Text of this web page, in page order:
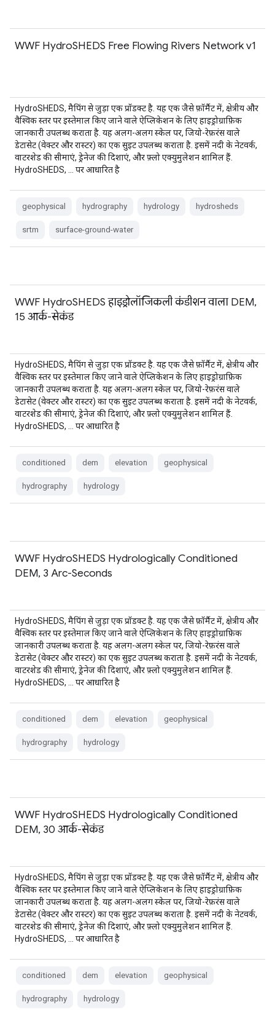
WWF HydroSHEDS Free Flowing Rivers Network v1
HydroSHEDS, मैपिंग से जुड़ा एक प्रॉडक्ट है. यह एक जैसे फ़ॉर्मैट में, क्षेत्रीय और
वैश्विक स्तर पर इस्तेमाल किए जाने वाले ऐप्लिकेशन के लिए हाइड्रोग्राफ़िक
जानकारी उपलब्ध कराता है. यह अलग-अलग स्केल पर, जियो-रेफ़रंस वाले
डेटासेट (वेक्टर और रास्टर) का एक सुइट उपलब्ध कराता है. इसमें नदी के नेटवर्क,
वाटरशेड की सीमाएं, ड्रेनेज की दिशाएं, और फ़्लो एक्युमुलेशन शामिल हैं.
HydroSHEDS, … पर आधारित है
geophysical hydrography hydrology hydrosheds
srtm surface-ground-water
WWF HydroSHEDS हाइड्रोलॉजिकली कंडीशन वाला DEM,
15 आर्क-सेकंड
HydroSHEDS, मैपिंग से जुड़ा एक प्रॉडक्ट है. यह एक जैसे फ़ॉर्मैट में, क्षेत्रीय और
वैश्विक स्तर पर इस्तेमाल किए जाने वाले ऐप्लिकेशन के लिए हाइड्रोग्राफ़िक
जानकारी उपलब्ध कराता है. यह अलग-अलग स्केल पर, जियो-रेफ़रंस वाले
डेटासेट (वेक्टर और रास्टर) का एक सुइट उपलब्ध कराता है. इसमें नदी के नेटवर्क,
वाटरशेड की सीमाएं, ड्रेनेज की दिशाएं, और फ़्लो एक्युमुलेशन शामिल हैं.
HydroSHEDS, … पर आधारित है
conditioned dem elevation geophysical
hydrography hydrology
WWF HydroSHEDS Hydrologically Conditioned
DEM, 3 Arc-Seconds
HydroSHEDS, मैपिंग से जुड़ा एक प्रॉडक्ट है. यह एक जैसे फ़ॉर्मैट में, क्षेत्रीय और
वैश्विक स्तर पर इस्तेमाल किए जाने वाले ऐप्लिकेशन के लिए हाइड्रोग्राफ़िक
जानकारी उपलब्ध कराता है. यह अलग-अलग स्केल पर, जियो-रेफ़रंस वाले
डेटासेट (वेक्टर और रास्टर) का एक सुइट उपलब्ध कराता है. इसमें नदी के नेटवर्क,
वाटरशेड की सीमाएं, ड्रेनेज की दिशाएं, और फ़्लो एक्युमुलेशन शामिल हैं.
HydroSHEDS, … पर आधारित है
conditioned dem elevation geophysical
hydrography hydrology
WWF HydroSHEDS Hydrologically Conditioned
DEM, 30 आर्क-सेकंड
HydroSHEDS, मैपिंग से जुड़ा एक प्रॉडक्ट है. यह एक जैसे फ़ॉर्मैट में, क्षेत्रीय और
वैश्विक स्तर पर इस्तेमाल किए जाने वाले ऐप्लिकेशन के लिए हाइड्रोग्राफ़िक
जानकारी उपलब्ध कराता है. यह अलग-अलग स्केल पर, जियो-रेफ़रंस वाले
डेटासेट (वेक्टर और रास्टर) का एक सुइट उपलब्ध कराता है. इसमें नदी के नेटवर्क,
वाटरशेड की सीमाएं, ड्रेनेज की दिशाएं, और फ़्लो एक्युमुलेशन शामिल हैं.
HydroSHEDS, … पर आधारित है
conditioned dem elevation geophysical
hydrography hydrology